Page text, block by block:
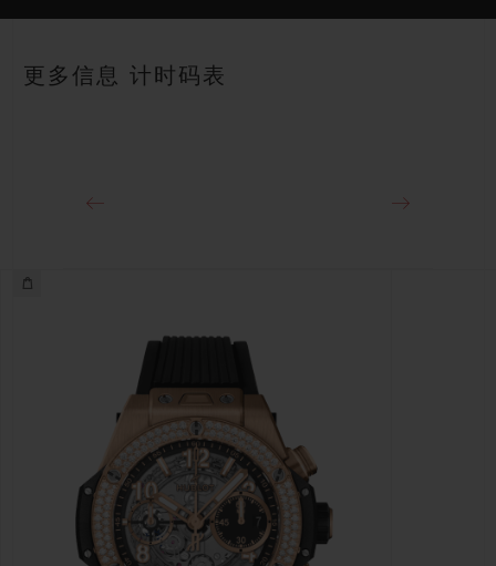
约72小时
表带
更多信息 计时码表